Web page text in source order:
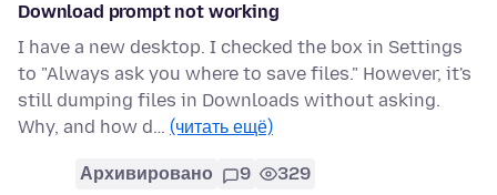
Download prompt not working
I have a new desktop. I checked the box in Settings
to "Always ask you where to save files." However, it's
still dumping files in Downloads without asking.
Why, and how d… (читать ещё)
Архивировано 9 329